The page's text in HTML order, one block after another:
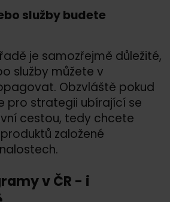
služby budete
je samozřejmě důležité,
služby můžete v
Obzvláště pokud
pro strategii ubírající se
cestou, tedy chcete
založené
v ČR - i